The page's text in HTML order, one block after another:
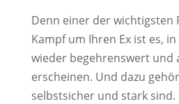
Denn einer der wichtigsten
Kampf um Ihren Ex ist es,
wieder begehrenswert und
erscheinen. Und dazu
selbstsicher und stark sind.